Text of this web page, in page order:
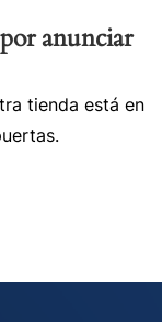
anunciar
tienda está en